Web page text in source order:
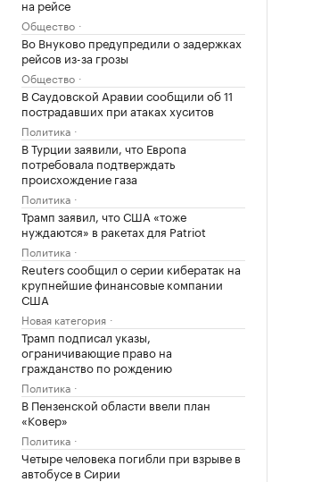
на рейсе
Общество
Во Внуково предупредили о задержках
рейсов из-за грозы
Общество
В Саудовской Аравии сообщили об 11
пострадавших при атаках хуситов
Политика
В Турции заявили, что Европа
потребовала подтверждать
происхождение газа
Политика
Трамп заявил, что США «тоже
нуждаются» в ракетах для Patriot
Политика
Reuters сообщил о серии кибератак на
крупнейшие финансовые компании
США
Новая категория
Трамп подписал указы,
ограничивающие право на
гражданство по рождению
Политика
В Пензенской области ввели план
«Ковер»
Политика
Четыре человека погибли при взрыве в
автобусе в Сирии